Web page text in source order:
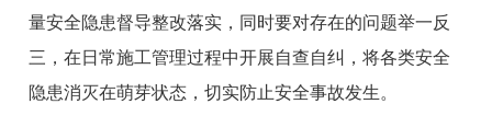
量安全隐患督导整改落实，同时要对存在的问题举一反
三，在日常施工管理过程中开展自查自纠，将各类安全
隐患消灭在萌芽状态，切实防止安全事故发生。